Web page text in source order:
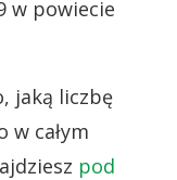
w powiecie
jaką liczbę
w całym
pod